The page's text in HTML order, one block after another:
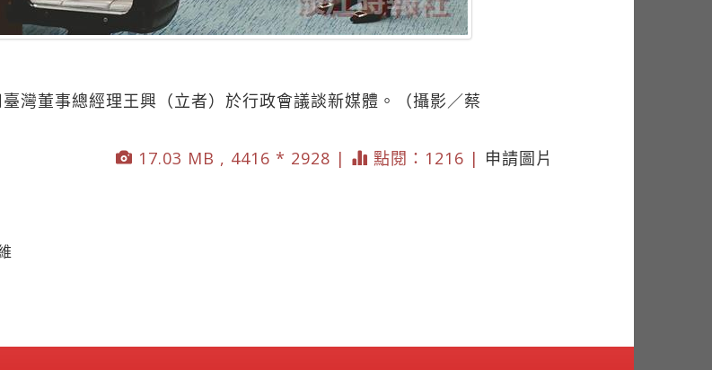
灣董事總經理王興（立者）於行政會議談新媒體。（攝影／蔡
17.03 MB , 4416 * 2928 |
點閱：1216 | 申請圖片